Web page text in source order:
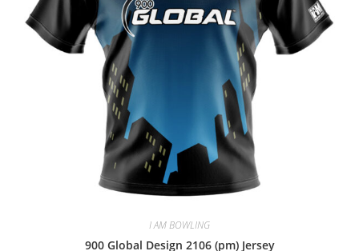
I AM BOWLING
900 Global Design 2106 (pm) Jersey